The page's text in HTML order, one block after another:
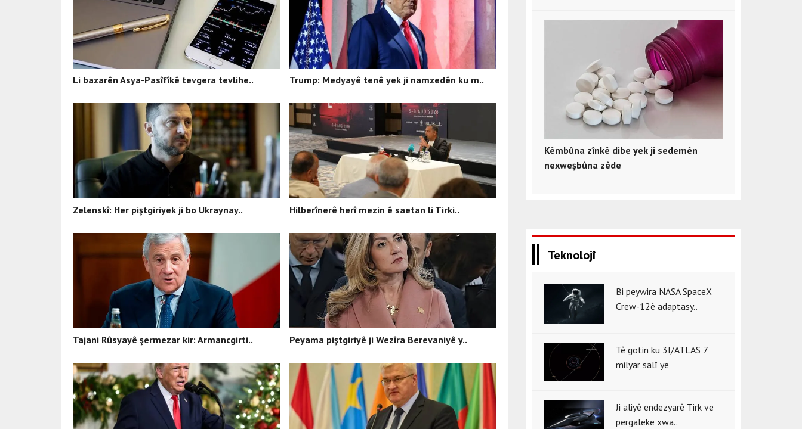
Li bazarên Asya-Pasîfîkê tevgera tevlihe.. Trump: Medyayê tenê yek ji namzedên ku m..
Zelenskî: Her piştgiriyek ji bo Ukraynay.. Hilberînerê herî mezin ê saetan li Tirki..
Tajani Rûsyayê şermezar kir: Armancgirti.. Peyama piştgiriyê ji Wezîra Berevaniyê y..
Kêmbûna zînkê dibe yek ji sedemên
nexweşbûna zêde
Teknolojî
Bi peywira NASA SpaceX
Crew-12ê adaptasy..
Tê gotin ku 3I/ATLAS 7
milyar salî ye
Ji aliyê endezyarê Tirk ve
pergaleke xwa..